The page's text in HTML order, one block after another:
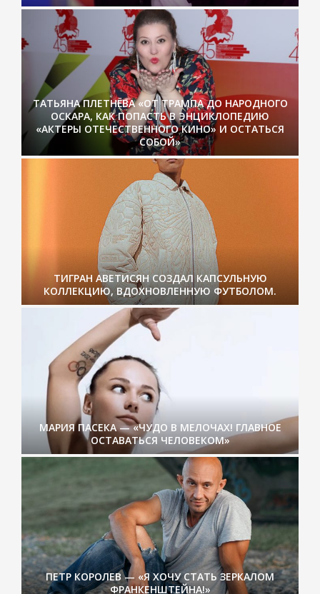
ТАТЬЯНА ПЛЕТНЁВА «ОТ ТРАМПА ДО НАРОДНОГО
ОСКАРА, КАК ПОПАСТЬ В ЭНЦИКЛОПЕДИЮ
«АКТЕРЫ ОТЕЧЕСТВЕННОГО КИНО» И ОСТАТЬСЯ
СОБОЙ»
ТИГРАН АВЕТИСЯН СОЗДАЛ КАПСУЛЬНУЮ
КОЛЛЕКЦИЮ, ВДОХНОВЛЕННУЮ ФУТБОЛОМ.
МАРИЯ ПАСЕКА — «ЧУДО В МЕЛОЧАХ! ГЛАВНОЕ
ОСТАВАТЬСЯ ЧЕЛОВЕКОМ»
ПЕТР КОРОЛЕВ — «Я ХОЧУ СТАТЬ ЗЕРКАЛОМ
ФРАНКЕНШТЕЙНА!»